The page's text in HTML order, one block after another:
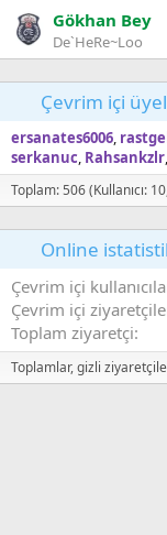
Gökhan Bey
De`HeRe~Loo
Çevrim içi
ersanates6006
serkanuc Rahsankzlr
Toplam: 506 (Kullanıcı:
Online
Çevrim içi
Çevrim içi
Toplam ziyaretçi
Toplamlar, gizli